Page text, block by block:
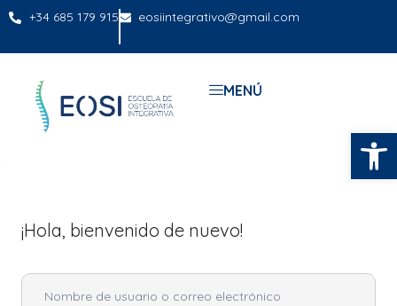
+34 685 179 915 eosiintegrativo@gmail.com
MENÚ
¡Hola, bienvenido de nuevo!